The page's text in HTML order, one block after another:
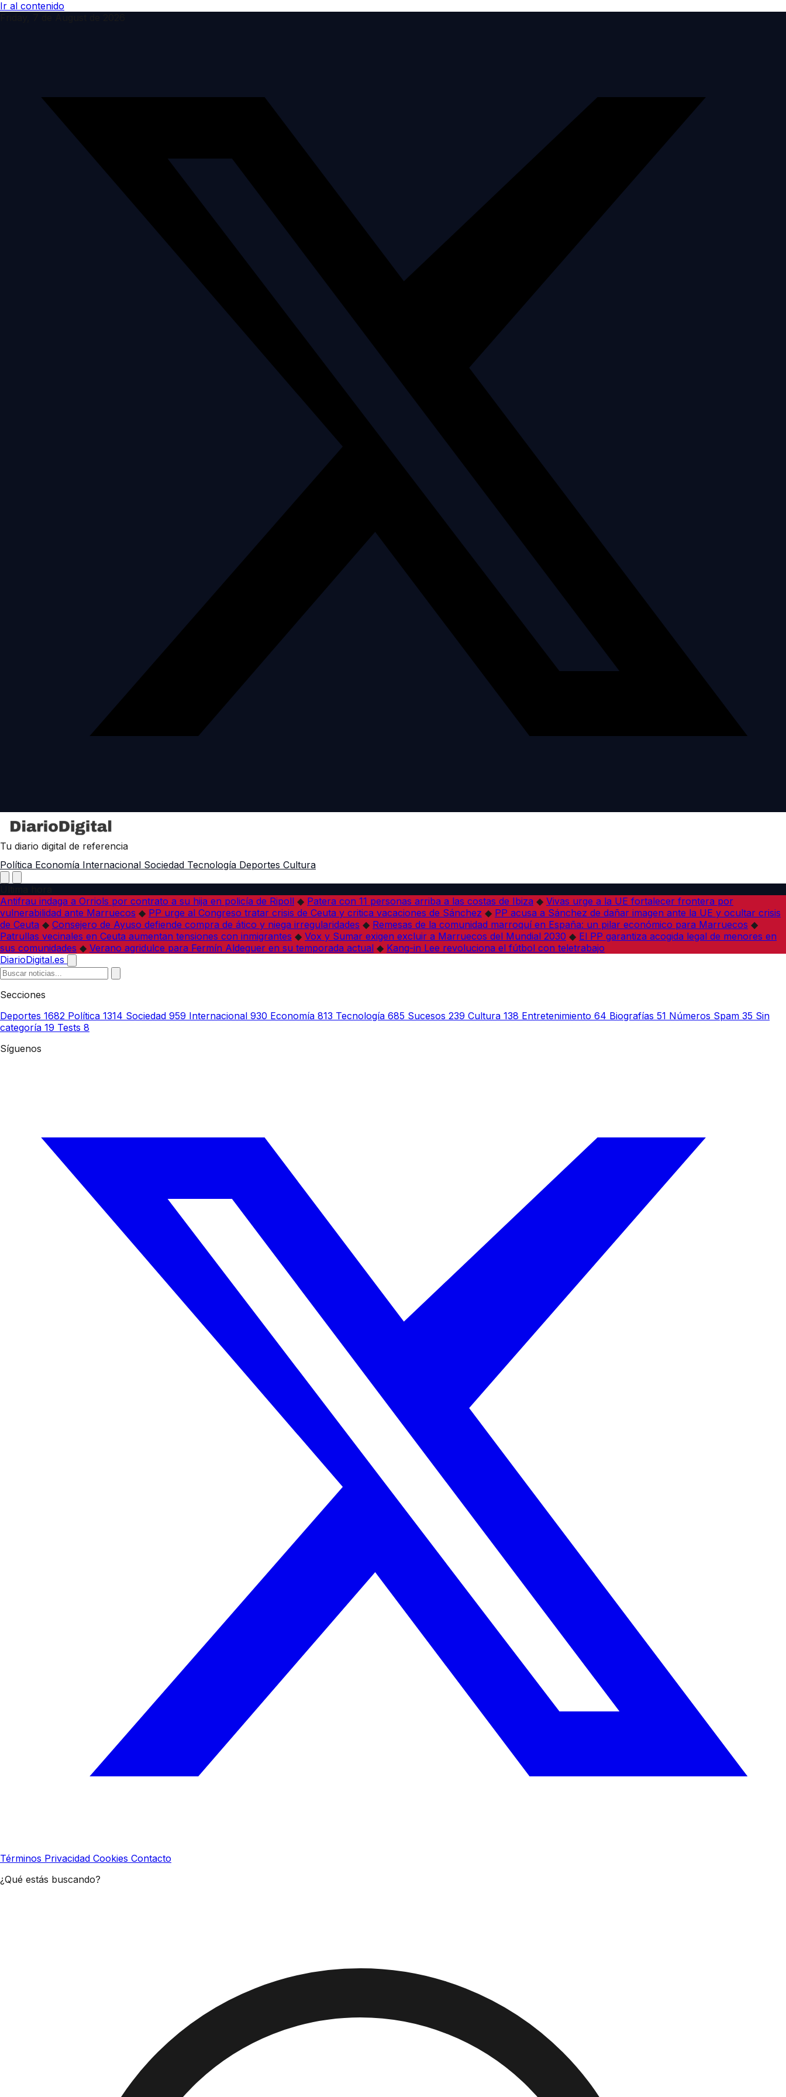
Ir al contenido
Tu diario digital de referencia
Política Economía Internacional Sociedad Tecnología Deportes Cultura
Antifrau indaga a Orriols por contrato a su hija en policía de Ripoll ◆ Patera con 11 personas arriba a las costas de Ibiza ◆ Vivas urge a la UE fortalecer frontera por
vulnerabilidad ante Marruecos ◆ PP urge al Congreso tratar crisis de Ceuta y critica vacaciones de Sánchez ◆ PP acusa a Sánchez de dañar imagen ante la UE y ocultar crisis
de Ceuta ◆ Consejero de Ayuso defiende compra de ático y niega irregularidades ◆ Remesas de la comunidad marroquí en España: un pilar económico para Marruecos ◆
Patrullas vecinales en Ceuta aumentan tensiones con inmigrantes ◆ Vox y Sumar exigen excluir a Marruecos del Mundial 2030 ◆ El PP garantiza acogida legal de menores en
sus comunidades ◆ Verano agridulce para Fermín Aldeguer en su temporada actual ◆ Kang-in Lee revoluciona el fútbol con teletrabajo
DiarioDigital.es
Secciones
Deportes 1682 Política 1314 Sociedad 959 Internacional 930 Economía 813 Tecnología 685 Sucesos 239 Cultura 138 Entretenimiento 64 Biografías 51 Números Spam 35 Sin
categoría 19 Tests 8
Síguenos
Términos Privacidad Cookies Contacto
¿Qué estás buscando?